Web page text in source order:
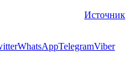
Источник
WhatsAppTelegramViber